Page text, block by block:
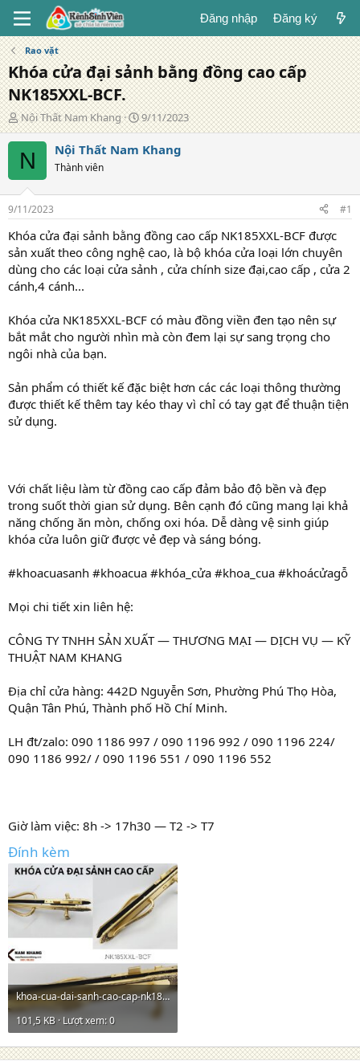
Đăng nhập Đăng ký
Rao vặt
Khóa cửa đại sảnh bằng đồng cao cấp
NK185XXL-BCF.
T
á
c
g
ả
Nội Thất Nam Khang
N
g
à
g
9/11/2023
N Nội Thất Nam Khang
Thành viên
9/11/2023 #1
Khóa cửa đại sảnh bằng đồng cao cấp NK185XXL-BCF được
sản xuất theo công nghệ cao, là bộ khóa cửa loại lớn chuyên
dùng cho các loại cửa sảnh , cửa chính size đại,cao cấp , cửa 2
cánh,4 cánh...
Khóa cửa NK185XXL-BCF có màu đồng viền đen tạo nên sự
bắt mắt cho người nhìn mà còn đem lại sự sang trọng cho
ngôi nhà của bạn.
Sản phẩm có thiết kế đặc biệt hơn các các loại thông thường
được thiết kế thêm tay kéo thay vì chỉ có tay gạt để thuận tiện
sử dụng.
Với chất liệu làm từ đồng cao cấp đảm bảo độ bền và đẹp
trong suốt thời gian sử dụng. Bên cạnh đó cũng mang lại khả
năng chống ăn mòn, chống oxi hóa. Dễ dàng vệ sinh giúp
khóa cửa luôn giữ được vẻ đẹp và sáng bóng.
#khoacuasanh #khoacua #khóa_cửa #khoa_cua #khoácửagỗ
Mọi chi tiết xin liên hệ:
CÔNG TY TNHH SẢN XUẤT — THƯƠNG MẠI — DỊCH VỤ — KỸ
THUẬT NAM KHANG
Địa chỉ cửa hàng: 442D Nguyễn Sơn, Phường Phú Thọ Hòa,
Quận Tân Phú, Thành phố Hồ Chí Minh.
LH đt/zalo: 090 1186 997 / 090 1196 992 / 090 1196 224/
090 1186 992/ / 090 1196 551 / 090 1196 552
Giờ làm việc: 8h -> 17h30 — T2 -> T7
Đính kèm
khoa-cua-dai-sanh-cao-cap-nk185xxl-bcf-fhomenamkhang.jpg
101,5 KB · Lượt xem: 0